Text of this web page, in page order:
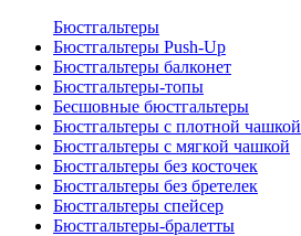
Бюстгальтеры
Бюстгальтеры Push-Up
Бюстгальтеры балконет
Бюстгальтеры-топы
Бесшовные бюстгальтеры
Бюстгальтеры с плотной чашкой
Бюстгальтеры с мягкой чашкой
Бюстгальтеры без косточек
Бюстгальтеры без бретелек
Бюстгальтеры спейсер
Бюстгальтеры-бралетты